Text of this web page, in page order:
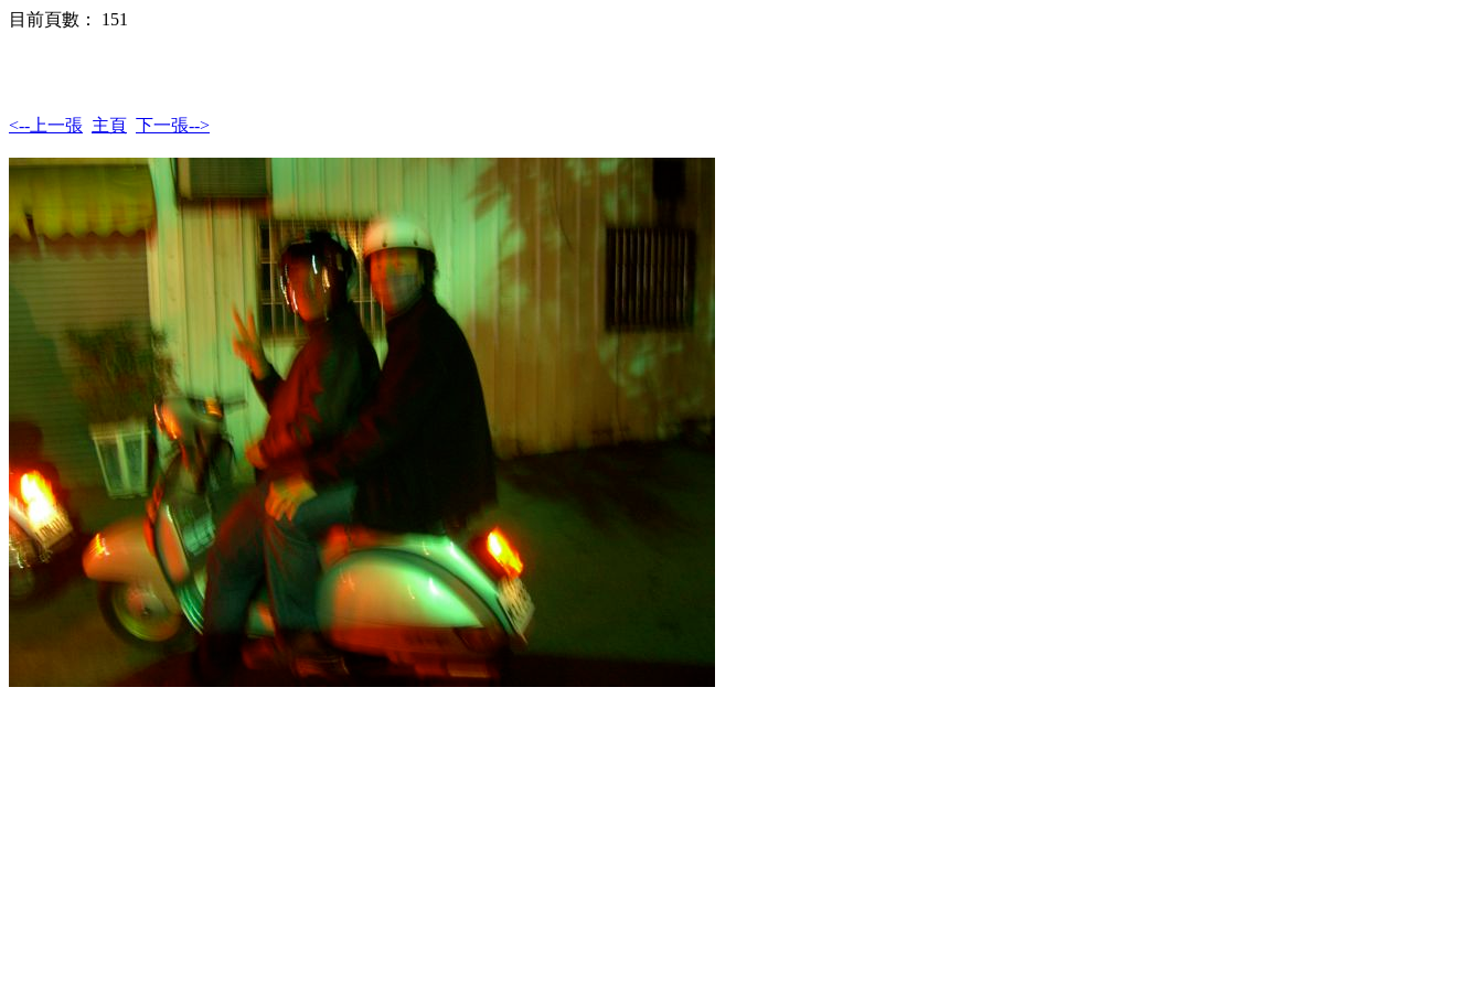
目前頁數： 151
<--上一張 主頁 下一張-->